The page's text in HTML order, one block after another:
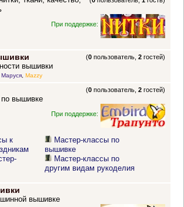
При поддержке:
(0 пользователь,2 гостей)
вышивки
Маруся, Mazzy
(0 пользователь,2 гостей)
вышивке
При поддержке:
к
Мастер-классы по
вышивке
Мастер-классы по
другим видам рукоделия
вышивке